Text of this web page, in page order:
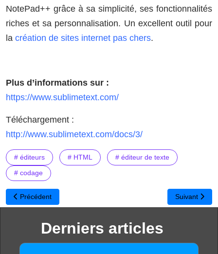
NotePad++ grâce à sa simplicité, ses fonctionnalités
riches et sa personnalisation. Un excellent outil pour
la création de sites internet pas chers.
Plus d’informations sur :
https://www.sublimetext.com/
Téléchargement :
http://www.sublimetext.com/docs/3/
# éditeurs # HTML # éditeur de texte
# codage
Article précédent : Brackets : un éditeur moderne open source
Précédent Article
Suivant
Derniers articles